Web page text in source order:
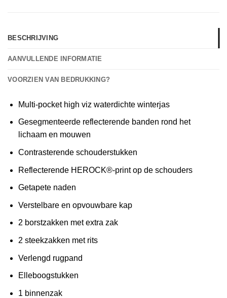
BESCHRIJVING
AANVULLENDE INFORMATIE
VOORZIEN VAN BEDRUKKING?
Multi-pocket high viz waterdichte winterjas
Gesegmenteerde reflecterende banden rond het
lichaam en mouwen
Contrasterende schouderstukken
Reflecterende HEROCK®-print op de schouders
Getapete naden
Verstelbare en opvouwbare kap
2 borstzakken met extra zak
2 steekzakken met rits
Verlengd rugpand
Elleboogstukken
1 binnenzak